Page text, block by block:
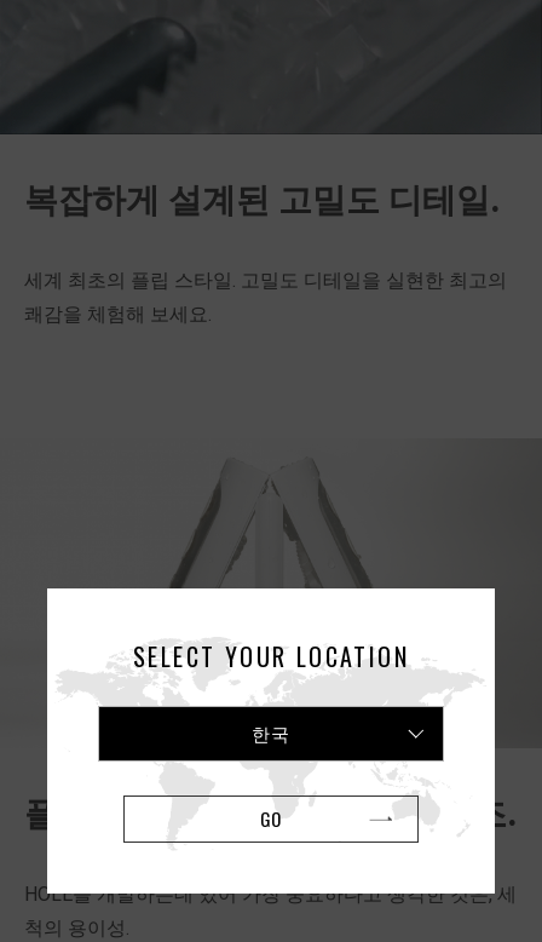
복잡하게 설계된 고밀도 디테일.
세계 최초의 플립 스타일. 고밀도 디테일을 실현한 최고의
쾌감을 체험해 보세요.
플립 구조의 간편한 세척 및 건조.
HOLE을 개발하는데 있어 가장 중요하다고 생각한 것은, 세
척의 용이성.
SELECT YOUR LOCATION
한국
GO